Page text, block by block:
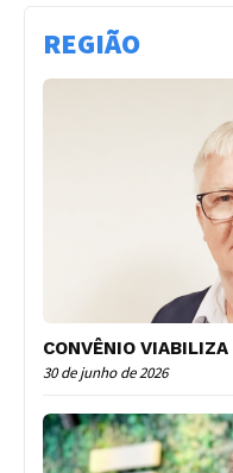
REGIÃO
CONVÊNIO VIABILIZA
30 de junho de 2026